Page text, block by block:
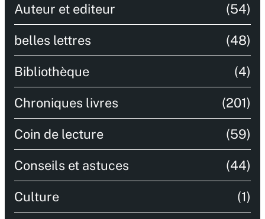
Auteur et editeur (54)
belles lettres (48)
Bibliothèque (4)
Chroniques livres (201)
Coin de lecture (59)
Conseils et astuces (44)
Culture (1)